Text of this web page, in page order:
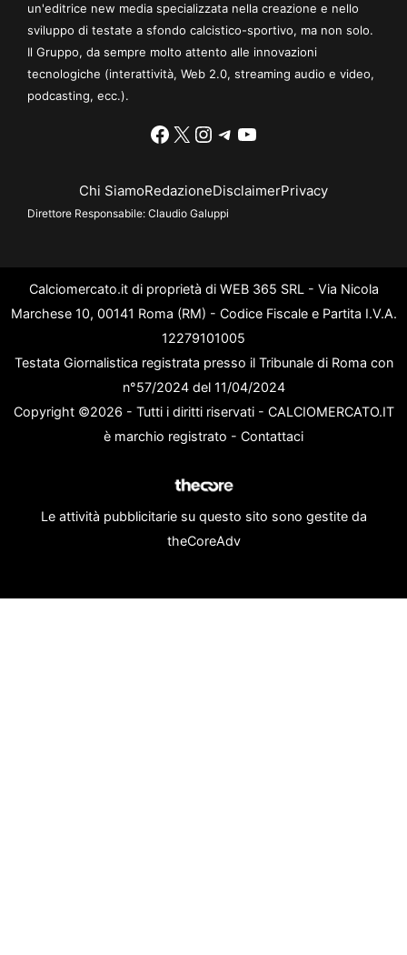
un'editrice new media specializzata nella creazione e nello
sviluppo di testate a sfondo calcistico-sportivo, ma non solo.
Il Gruppo, da sempre molto attento alle innovazioni
tecnologiche (interattività, Web 2.0, streaming audio e video,
podcasting, ecc.).
Facebook
X Instagram
Telegram
YouTube
Chi SiamoRedazioneDisclaimerPrivacy
Direttore Responsabile: Claudio Galuppi
Calciomercato.it di proprietà di WEB 365 SRL - Via Nicola
Marchese 10, 00141 Roma (RM) - Codice Fiscale e Partita I.V.A.
12279101005
Testata Giornalistica registrata presso il Tribunale di Roma con
n°57/2024 del 11/04/2024
Copyright ©2026 - Tutti i diritti riservati - CALCIOMERCATO.IT
è marchio registrato - Contattaci
Le attività pubblicitarie su questo sito sono gestite da
theCoreAdv